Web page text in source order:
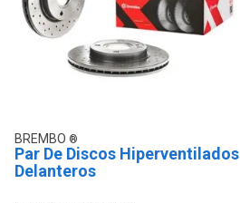
BREMBO
Par De Discos Hiperventilados
Delanteros